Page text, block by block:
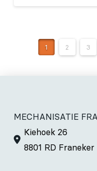
1 2 3
MECHANISATIE
Kiehoek 26
8801 RD Franeker